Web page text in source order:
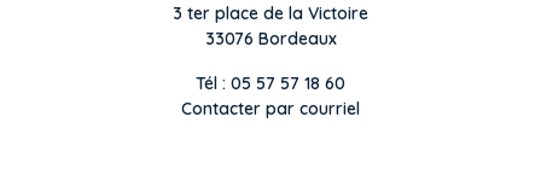
3 ter place de la Victoire
33076 Bordeaux
Tél : 05 57 57 18 60
Contacter par courriel